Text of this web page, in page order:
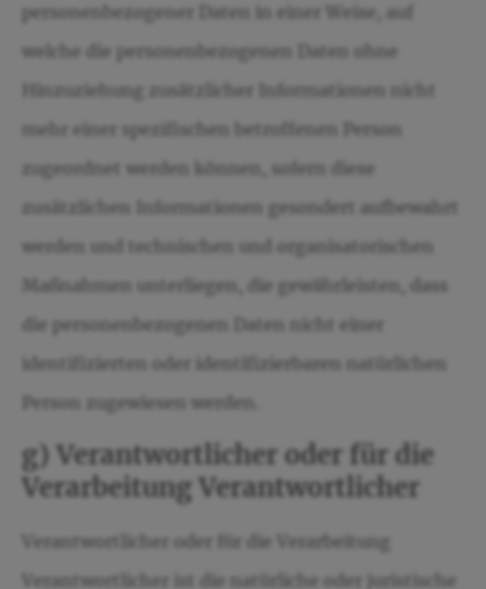
personenbezogener Daten in einer Weise, auf
welche die personenbezogenen Daten ohne
Hinzuziehung zusätzlicher Informationen nicht
mehr einer spezifischen betroffenen Person
zugeordnet werden können, sofern diese
zusätzlichen Informationen gesondert aufbewahrt
werden und technischen und organisatorischen
Maßnahmen unterliegen, die gewährleisten, dass
die personenbezogenen Daten nicht einer
identifizierten oder identifizierbaren natürlichen
Person zugewiesen werden.
g) Verantwortlicher oder für die
Verarbeitung Verantwortlicher
Verantwortlicher oder für die Verarbeitung
Verantwortlicher ist die natürliche oder juristische